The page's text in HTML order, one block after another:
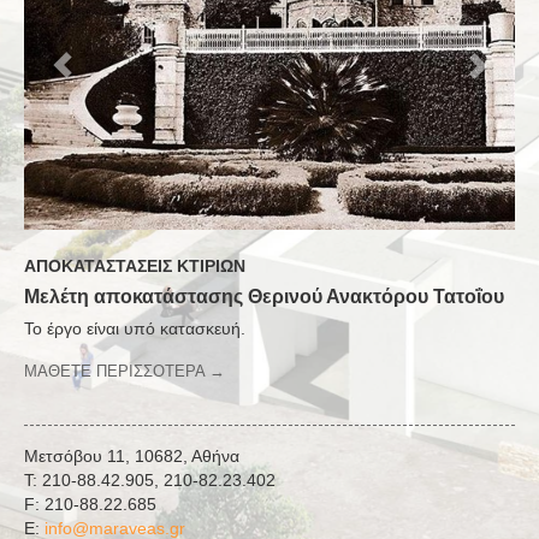
ΑΠΟΚΑΤΑΣΤΑΣΕΙΣ ΚΤΙΡΙΩΝ
Μελέτη αποκατάστασης Θερινού Ανακτόρου Τατοΐου
Το έργο είναι υπό κατασκευή.
ΜΑΘΕΤΕ ΠΕΡΙΣΣΟΤΕΡΑ →
Μετσόβου 11, 10682, Αθήνα
Τ: 210-88.42.905, 210-82.23.402
F: 210-88.22.685
E: info@maraveas.gr